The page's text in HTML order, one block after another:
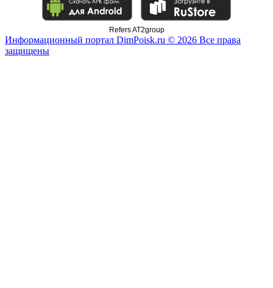
Refers AT2group
Информационный портал DimPoisk.ru © 2026 Все права
защищены